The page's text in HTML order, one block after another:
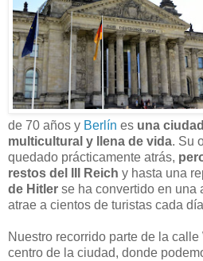
de 70 años y Berlín es una
multicultural y llena de vida. Su
quedado prácticamente atrás,
restos del III Reich y hasta una
de Hitler se ha convertido en una
atrae a cientos de turistas cada
Nuestro recorrido parte de la calle
centro de la ciudad, donde